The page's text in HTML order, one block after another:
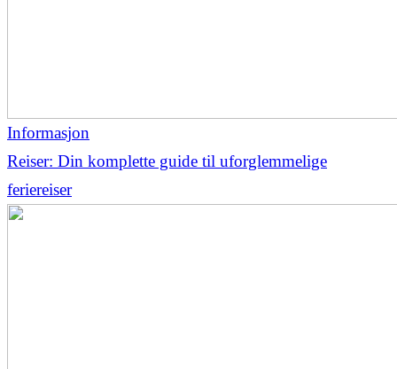
Informasjon
Reiser: Din komplette guide til uforglemmelige
feriereiser